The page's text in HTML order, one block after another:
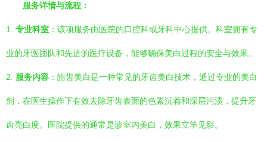
服务详情与流程：
1. 专业科室 ：该项服务由医院的口腔科或牙科中心提供。科室拥有专
业的牙医团队和先进的医疗设备，能够确保美白过程的安全与效果。
2. 服务内容 ：皓齿美白是一种常见的牙齿美白技术，通过专业的美白
剂，在医生操作下有效去除牙齿表面的色素沉着和深层污渍，提升牙
齿亮白度。医院提供的通常是诊室内美白，效果立竿见影。